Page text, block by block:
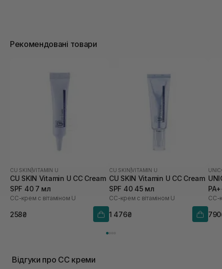
Рекомендовані товари
CU SKIN |VITAMIN U
CU SKIN Vitamin U CC Cream
SPF 40 7 мл
СС-крем с вітаміном U
258₴
CU SKIN |VITAMIN U
CU SKIN Vitamin U CC Cream
SPF 40 45 мл
СС-крем с вітаміном U
1 476₴
Відгуки про CC креми